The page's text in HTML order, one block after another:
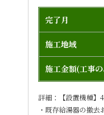
完了月
施工地域
施工金額(工事
詳細：【設置機種】
・既存給湯器の撤